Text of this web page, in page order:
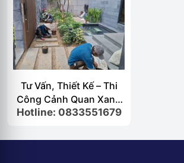
Tư Vấn, Thiết Kế – Thi
Công Cảnh Quan Xanh
Đà Nẵng
Hotline: 0833551679